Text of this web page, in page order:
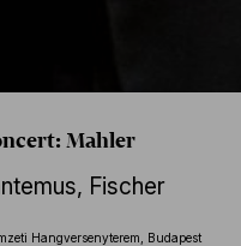
Mahler
, Fischer
Hangversenyterem, Budapest